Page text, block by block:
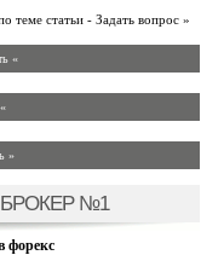
теме статьи - Задать вопрос »
«
»
№1
форекс